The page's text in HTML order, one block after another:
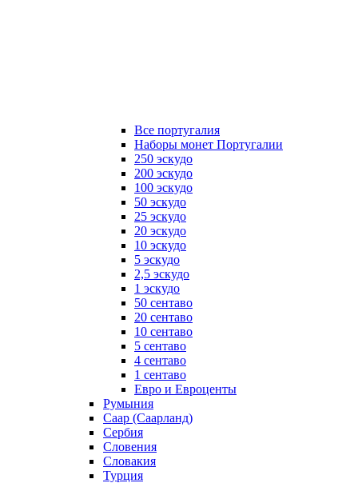
Все португалия
Наборы монет Португалии
250 эскудо
200 эскудо
100 эскудо
50 эскудо
25 эскудо
20 эскудо
10 эскудо
5 эскудо
2,5 эскудо
1 эскудо
50 сентаво
20 сентаво
10 сентаво
5 сентаво
4 сентаво
1 сентаво
Евро и Евроценты
Румыния
Саар (Саарланд)
Сербия
Словения
Словакия
Турция